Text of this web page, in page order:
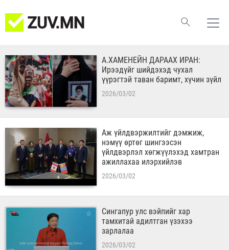
А.ХАМЕНЕЙН ДАРААХ ИРАН:
Ирээдүйг шийдэхэд чухал
үүрэгтэй таван баримт, хүчин зүйл
2026/03/02
Аж үйлдвэржилтийг дэмжиж,
нэмүү өртөг шингээсэн
үйлдвэрлэл хөгжүүлэхэд хамтран
ажиллахаа илэрхийлэв
2026/03/02
Сингапур улс вэйпийг хар
тамхитай адилтган үзэхээ
зарлалаа
2026/03/02